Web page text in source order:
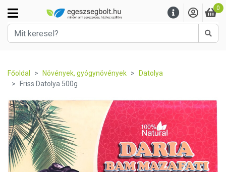
0
Főoldal Növények, gyógynövények
Datolya
Friss Datolya 500g